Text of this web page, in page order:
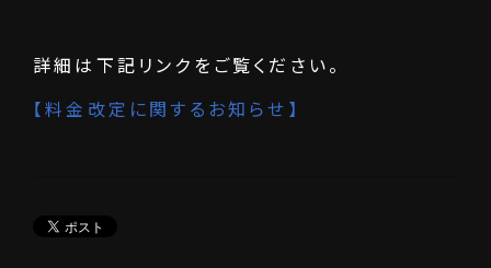
詳細は下記リンクをご覧ください。
【料金改定に関するお知らせ】